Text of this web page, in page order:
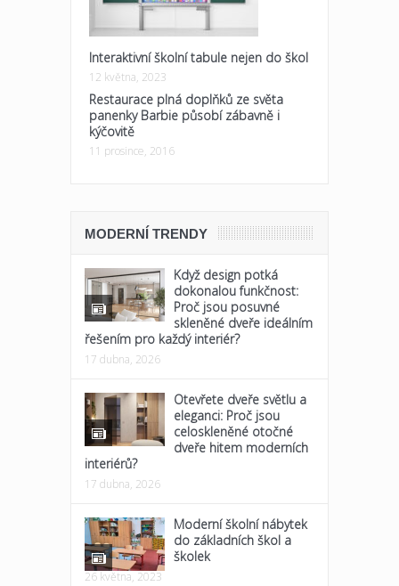
Interaktivní školní tabule nejen do škol
12 května, 2023
Restaurace plná doplňků ze světa
panenky Barbie působí zábavně i
kýčovitě
11 prosince, 2016
MODERNÍ TRENDY
Když design potká
dokonalou funkčnost:
Proč jsou posuvné
skleněné dveře ideálním
řešením pro každý interiér?
17 dubna, 2026
Otevřete dveře světlu a
eleganci: Proč jsou
celoskleněné otočné
dveře hitem moderních
interiérů?
17 dubna, 2026
Moderní školní nábytek
do základních škol a
školek
26 května, 2023